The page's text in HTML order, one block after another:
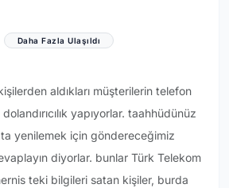
Daha Fazla Ulaşıldı
aldıkları müşterilerin telefon
yapıyorlar. taahhüdünüz
yenilemek için göndereceğimiz
diyorlar. bunlar Türk Telekom
teki bilgileri satan kişiler, burda